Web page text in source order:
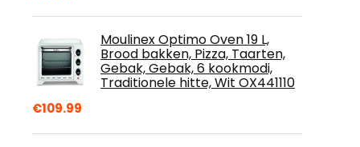
Moulinex Optimo Oven 19 L,
Brood bakken, Pizza, Taarten,
Gebak, Gebak, 6 kookmodi,
Traditionele hitte, Wit OX441110
€109.99